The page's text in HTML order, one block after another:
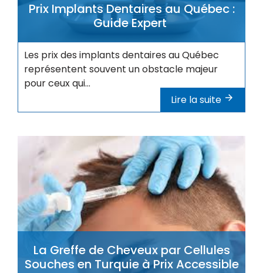
Prix Implants Dentaires au Québec :
Guide Expert
Les prix des implants dentaires au Québec
représentent souvent un obstacle majeur
pour ceux qui...
Lire la suite
La Greffe de Cheveux par Cellules
Souches en Turquie à Prix Accessible